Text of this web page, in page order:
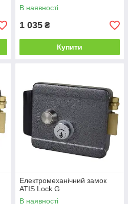
В наявності
1 035 ₴
Купити
Електромеханічний замок
ATIS Lock G
В наявності